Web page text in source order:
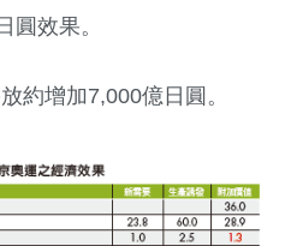
圓效果。
約增加7,000億日圓 。